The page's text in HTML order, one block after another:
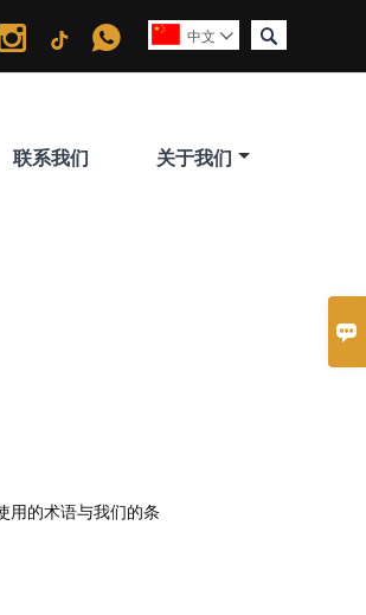


中文 
 
联系我们 关于我们
用的术语与我们的条